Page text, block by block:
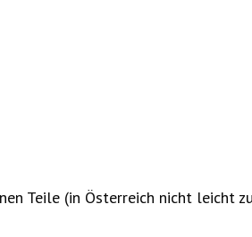
Teile (in Österreich nicht leicht